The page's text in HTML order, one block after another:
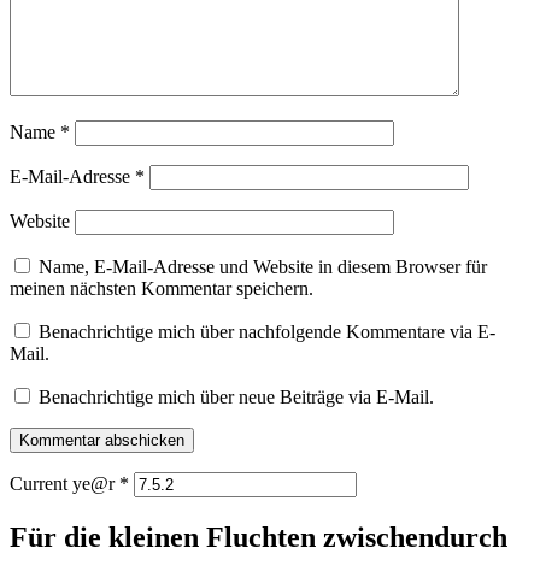
Name *
E-Mail-Adresse *
Website
Name, E-Mail-Adresse und Website in diesem Browser für
meinen nächsten Kommentar speichern.
Benachrichtige mich über nachfolgende Kommentare via E-
Mail.
Benachrichtige mich über neue Beiträge via E-Mail.
Current ye@r *
Für die kleinen Fluchten zwischendurch